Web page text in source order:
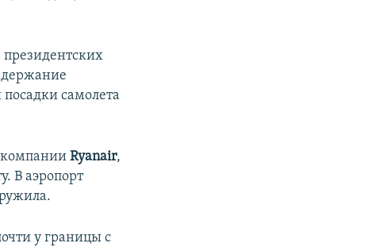
президентских
самолета
Ryanair,
В аэропорт
у границы с